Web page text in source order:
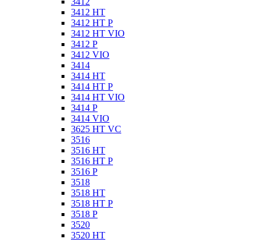
3412 HT
3412 HT P
3412 HT VIO
3412 P
3412 VIO
3414
3414 HT
3414 HT P
3414 HT VIO
3414 P
3414 VIO
3625 HT VC
3516
3516 HT
3516 HT P
3516 P
3518
3518 HT
3518 HT P
3518 P
3520
3520 HT